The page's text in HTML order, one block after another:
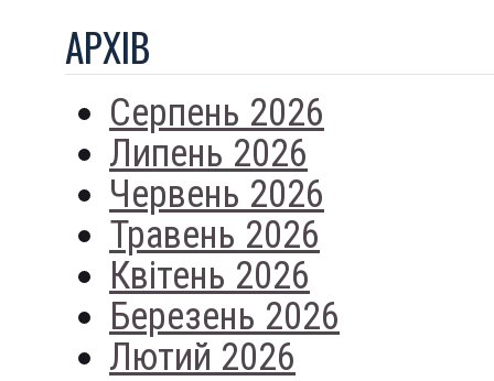
АРХIВ
Серпень 2026
Липень 2026
Червень 2026
Травень 2026
Квітень 2026
Березень 2026
Лютий 2026